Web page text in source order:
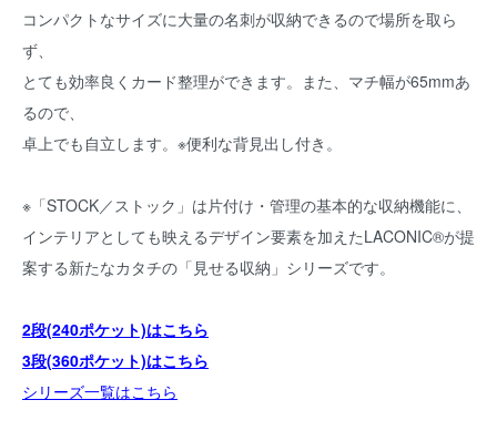
コンパクトなサイズに大量の名刺が収納できるので場所を取ら
ず、
とても効率良くカード整理ができます。また、マチ幅が65mmあ
るので、
卓上でも自立します。※便利な背見出し付き。
※「STOCK／ストック」は片付け・管理の基本的な収納機能に、
インテリアとしても映えるデザイン要素を加えたLACONIC®が提
案する新たなカタチの「見せる収納」シリーズです。
2段(240ポケット)はこちら
3段(360ポケット)はこちら
シリーズ一覧はこちら